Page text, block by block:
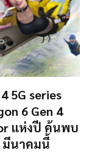
5G series
6 Gen 4
แห่งปี ค้นพบ
มีนาคมนี้